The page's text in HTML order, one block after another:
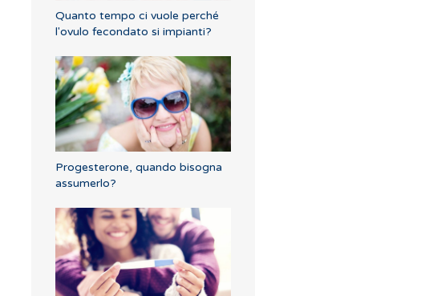
Quanto tempo ci vuole perché
l'ovulo fecondato si impianti?
Progesterone, quando bisogna
assumerlo?